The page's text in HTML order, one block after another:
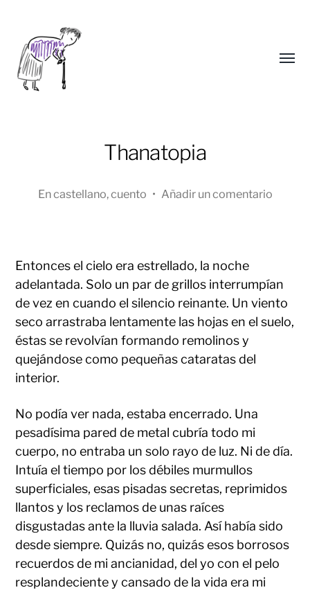
Yongho
Kim
Thanatopia
Encastellano,cuento • Añadir un comentario
Entonces el cielo era estrellado, la noche
adelantada. Solo un par de grillos interrumpían
de vez en cuando el silencio reinante. Un viento
seco arrastraba lentamente las hojas en el suelo,
éstas se revolvían formando remolinos y
quejándose como pequeñas cataratas del
interior.
No podía ver nada, estaba encerrado. Una
pesadísima pared de metal cubría todo mi
cuerpo, no entraba un solo rayo de luz. Ni de día.
Intuía el tiempo por los débiles murmullos
superficiales, esas pisadas secretas, reprimidos
llantos y los reclamos de unas raíces
disgustadas ante la lluvia salada. Así había sido
desde siempre. Quizás no, quizás esos borrosos
recuerdos de mi ancianidad, del yo con el pelo
resplandeciente y cansado de la vida era mi